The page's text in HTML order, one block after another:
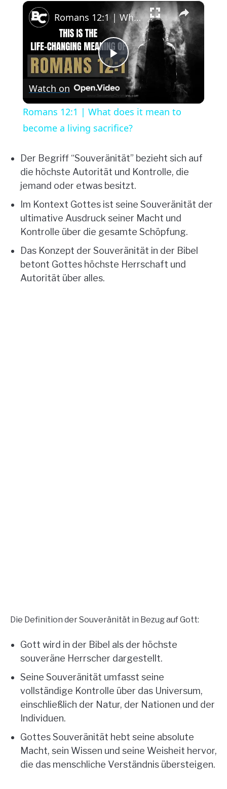
×
Play
Video
Romans 12:1 | What does it mean to become a living sacrifice?
Watch on
Romans 12:1 | What does it mean to
become a living sacrifice?
Der Begriff “Souveränität” bezieht sich auf
die höchste Autorität und Kontrolle, die
jemand oder etwas besitzt.
Im Kontext Gottes ist seine Souveränität der
ultimative Ausdruck seiner Macht und
Kontrolle über die gesamte Schöpfung.
Das Konzept der Souveränität in der Bibel
betont Gottes höchste Herrschaft und
Autorität über alles.
Die Definition der Souveränität in Bezug auf Gott:
Gott wird in der Bibel als der höchste
souveräne Herrscher dargestellt.
Seine Souveränität umfasst seine
vollständige Kontrolle über das Universum,
einschließlich der Natur, der Nationen und der
Individuen.
Gottes Souveränität hebt seine absolute
Macht, sein Wissen und seine Weisheit hervor,
die das menschliche Verständnis übersteigen.